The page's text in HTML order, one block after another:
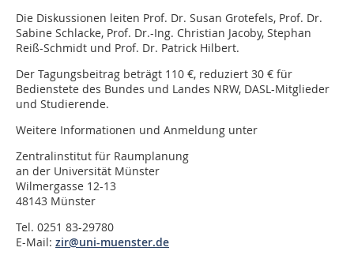
Die Diskussionen leiten Prof. Dr. Susan Grotefels, Prof. Dr.
Sabine Schlacke, Prof. Dr.-Ing. Christian Jacoby, Stephan
Reiß-Schmidt und Prof. Dr. Patrick Hilbert.
Der Tagungsbeitrag beträgt 110 €, reduziert 30 € für
Bedienstete des Bundes und Landes NRW, DASL-Mitglieder
und Studierende.
Weitere Informationen und Anmeldung unter
Zentralinstitut für Raumplanung
an der Universität Münster
Wilmergasse 12-13
48143 Münster
Tel. 0251 83-29780
E-Mail: zir@uni-muenster.de